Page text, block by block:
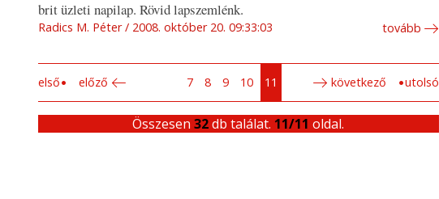
brit üzleti napilap. Rövid lapszemlénk.
Radics M. Péter 2008. október 20. 09:33:03 tovább
első előző 7 8 9 10 11 következő utolsó
Összesen32db találat. 11/11 oldal.